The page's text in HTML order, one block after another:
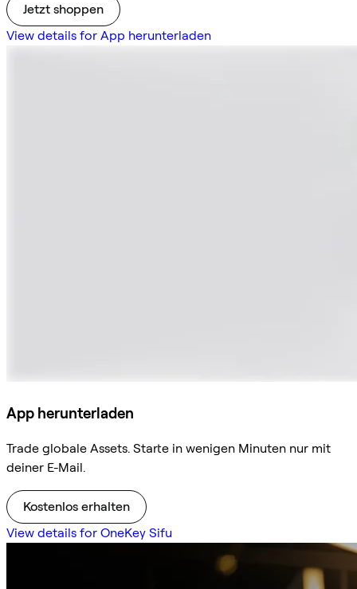
Jetzt shoppen
View details for App herunterladen
App herunterladen
Trade globale Assets. Starte in wenigen Minuten nur mit
deiner E-Mail.
Kostenlos erhalten
View details for OneKey Sifu